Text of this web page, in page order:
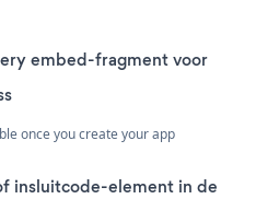
embed-fragment voor
once you create your app
insluitcode-element in de